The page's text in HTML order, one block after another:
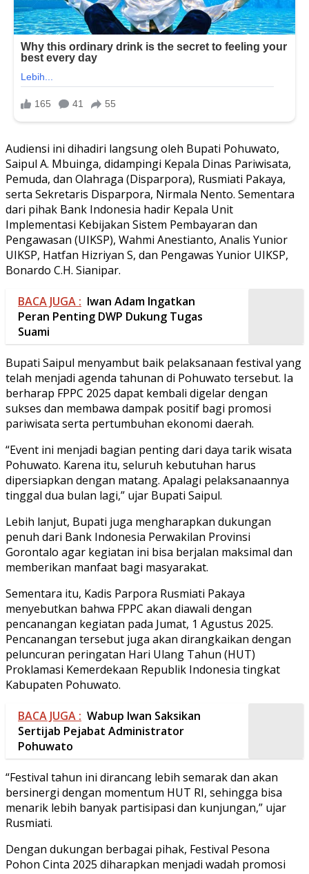
Audiensi ini dihadiri langsung oleh Bupati Pohuwato,
Saipul A. Mbuinga, didampingi Kepala Dinas Pariwisata,
Pemuda, dan Olahraga (Disparpora), Rusmiati Pakaya,
serta Sekretaris Disparpora, Nirmala Nento. Sementara
dari pihak Bank Indonesia hadir Kepala Unit
Implementasi Kebijakan Sistem Pembayaran dan
Pengawasan (UIKSP), Wahmi Anestianto, Analis Yunior
UIKSP, Hatfan Hizriyan S, dan Pengawas Yunior UIKSP,
Bonardo C.H. Sianipar.
BACA JUGA : Iwan Adam Ingatkan
Peran Penting DWP Dukung Tugas
Suami
Bupati Saipul menyambut baik pelaksanaan festival yang
telah menjadi agenda tahunan di Pohuwato tersebut. Ia
berharap FPPC 2025 dapat kembali digelar dengan
sukses dan membawa dampak positif bagi promosi
pariwisata serta pertumbuhan ekonomi daerah.
“Event ini menjadi bagian penting dari daya tarik wisata
Pohuwato. Karena itu, seluruh kebutuhan harus
dipersiapkan dengan matang. Apalagi pelaksanaannya
tinggal dua bulan lagi,” ujar Bupati Saipul.
Lebih lanjut, Bupati juga mengharapkan dukungan
penuh dari Bank Indonesia Perwakilan Provinsi
Gorontalo agar kegiatan ini bisa berjalan maksimal dan
memberikan manfaat bagi masyarakat.
Sementara itu, Kadis Parpora Rusmiati Pakaya
menyebutkan bahwa FPPC akan diawali dengan
pencanangan kegiatan pada Jumat, 1 Agustus 2025.
Pencanangan tersebut juga akan dirangkaikan dengan
peluncuran peringatan Hari Ulang Tahun (HUT)
Proklamasi Kemerdekaan Republik Indonesia tingkat
Kabupaten Pohuwato.
BACA JUGA : Wabup Iwan Saksikan
Sertijab Pejabat Administrator
Pohuwato
“Festival tahun ini dirancang lebih semarak dan akan
bersinergi dengan momentum HUT RI, sehingga bisa
menarik lebih banyak partisipasi dan kunjungan,” ujar
Rusmiati.
Dengan dukungan berbagai pihak, Festival Pesona
Pohon Cinta 2025 diharapkan menjadi wadah promosi